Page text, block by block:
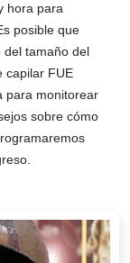
hora para
posible que
del tamaño del
capilar FUE
para monitorear
sobre cómo